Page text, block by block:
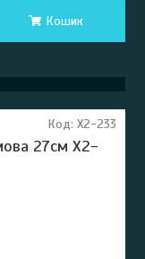
Кошик
27см X2-
Код: X2-233